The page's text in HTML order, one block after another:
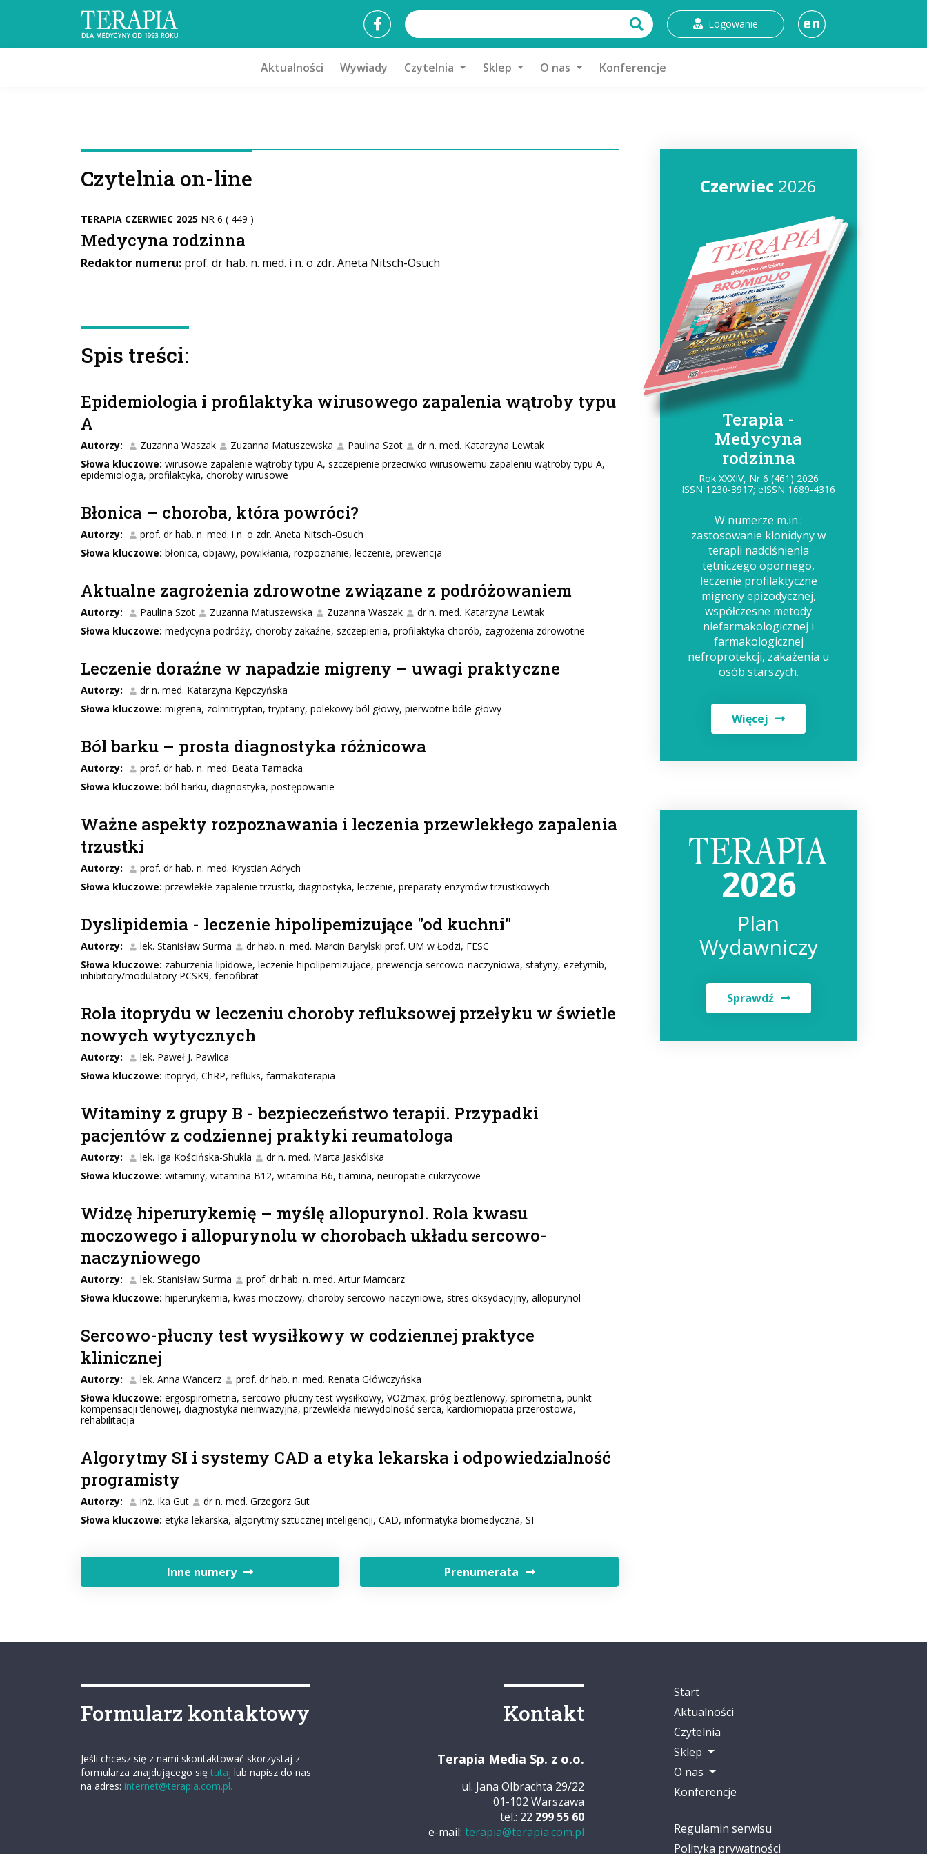
Logowanie en
Aktualności Wywiady Czytelnia Sklep O nas Konferencje
Czytelnia on-line
TERAPIA CZERWIEC 2025 NR 6 ( 449 )
Medycyna rodzinna
Redaktor numeru: prof. dr hab. n. med. i n. o zdr. Aneta Nitsch-Osuch
Spis treści:
Epidemiologia i profilaktyka wirusowego zapalenia wątroby typu
A
Autorzy: Zuzanna Waszak Zuzanna Matuszewska Paulina Szot
dr n. med. Katarzyna Lewtak
Słowa kluczowe: wirusowe zapalenie wątroby typu A, szczepienie przeciwko wirusowemu zapaleniu wątroby typu A,
epidemiologia, profilaktyka, choroby wirusowe
Błonica – choroba, która powróci?
Autorzy:
prof. dr hab. n. med. i n. o zdr. Aneta Nitsch-Osuch
Słowa kluczowe: błonica, objawy, powikłania, rozpoznanie, leczenie, prewencja
Aktualne zagrożenia zdrowotne związane z podróżowaniem
Autorzy: Paulina Szot Zuzanna Matuszewska Zuzanna Waszak
dr n. med. Katarzyna Lewtak
Słowa kluczowe: medycyna podróży, choroby zakaźne, szczepienia, profilaktyka chorób, zagrożenia zdrowotne
Leczenie doraźne w napadzie migreny – uwagi praktyczne
Autorzy:
dr n. med. Katarzyna Kępczyńska
Słowa kluczowe: migrena, zolmitryptan, tryptany, polekowy ból głowy, pierwotne bóle głowy
Ból barku – prosta diagnostyka różnicowa
Autorzy:
prof. dr hab. n. med. Beata Tarnacka
Słowa kluczowe: ból barku, diagnostyka, postępowanie
Ważne aspekty rozpoznawania i leczenia przewlekłego zapalenia
trzustki
Autorzy:
prof. dr hab. n. med. Krystian Adrych
Słowa kluczowe: przewlekłe zapalenie trzustki, diagnostyka, leczenie, preparaty enzymów trzustkowych
Dyslipidemia - leczenie hipolipemizujące "od kuchni"
Autorzy: lek. Stanisław Surma
dr hab. n. med. Marcin Barylski prof. UM w Łodzi, FESC
Słowa kluczowe: zaburzenia lipidowe, leczenie hipolipemizujące, prewencja sercowo-naczyniowa, statyny, ezetymib,
inhibitory/modulatory PCSK9, fenofibrat
Rola itoprydu w leczeniu choroby refluksowej przełyku w świetle
nowych wytycznych
Autorzy:
lek. Paweł J. Pawlica
Słowa kluczowe: itopryd, ChRP, refluks, farmakoterapia
Witaminy z grupy B - bezpieczeństwo terapii. Przypadki
pacjentów z codziennej praktyki reumatologa
Autorzy: lek. Iga Kościńska-Shukla
dr n. med. Marta Jaskólska
Słowa kluczowe: witaminy, witamina B12, witamina B6, tiamina, neuropatie cukrzycowe
Widzę hiperurykemię – myślę allopurynol. Rola kwasu
moczowego i allopurynolu w chorobach układu sercowo-
naczyniowego
Autorzy: lek. Stanisław Surma
prof. dr hab. n. med. Artur Mamcarz
Słowa kluczowe: hiperurykemia, kwas moczowy, choroby sercowo-naczyniowe, stres oksydacyjny, allopurynol
Sercowo-płucny test wysiłkowy w codziennej praktyce
klinicznej
Autorzy: lek. Anna Wancerz
prof. dr hab. n. med. Renata Główczyńska
Słowa kluczowe: ergospirometria, sercowo-płucny test wysiłkowy, VO2max, próg beztlenowy, spirometria, punkt
kompensacji tlenowej, diagnostyka nieinwazyjna, przewlekła niewydolność serca, kardiomiopatia przerostowa,
rehabilitacja
Algorytmy SI i systemy CAD a etyka lekarska i odpowiedzialność
programisty
Autorzy: inż. Ika Gut
dr n. med. Grzegorz Gut
Słowa kluczowe: etyka lekarska, algorytmy sztucznej inteligencji, CAD, informatyka biomedyczna, SI
Inne numery Prenumerata
Czerwiec 2026
Terapia -
Medycyna
rodzinna
Rok XXXIV, Nr 6 (461) 2026
ISSN 1230-3917; eISSN 1689-4316
W numerze m.in.:
zastosowanie klonidyny w
terapii nadciśnienia
tętniczego opornego,
leczenie profilaktyczne
migreny epizodycznej,
współczesne metody
niefarmakologicznej i
farmakologicznej
nefroprotekcji, zakażenia u
osób starszych.
Więcej
2026
Plan
Wydawniczy
Sprawdź
Formularz kontaktowy
Jeśli chcesz się z nami skontaktować skorzystaj z
formularza znajdującego się tutaj lub napisz do nas
na adres: internet@terapia.com.pl.
Kontakt
Terapia Media Sp. z o.o.
ul. Jana Olbrachta 29/22
01-102 Warszawa
tel.: 22 299 55 60
e-mail: terapia@terapia.com.pl
Start
Aktualności
Czytelnia
Sklep
O nas
Konferencje
Regulamin serwisu
Polityka prywatności